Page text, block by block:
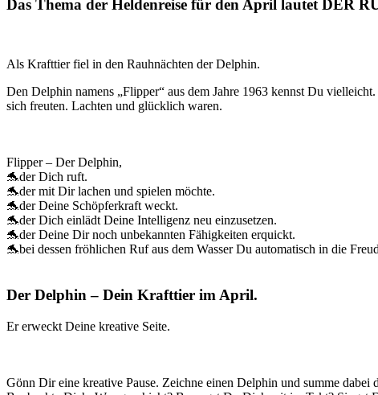
Das Thema der Heldenreise für den April lautet DER
Als Krafttier fiel in den Rauhnächten der Delphin.
Den Delphin namens „Flipper“ aus dem Jahre 1963 kennst Du
sich freuten. Lachten und glücklich waren.
Flipper – Der Delphin,
🐬der Dich ruft.
🐬der mit Dir lachen und spielen möchte.
🐬der Deine Schöpferkraft weckt.
🐬der Dich einlädt Deine Intelligenz neu einzusetzen.
🐬der Deine Dir noch unbekannten Fähigkeiten erquickt.
🐬bei dessen fröhlichen Ruf aus dem Wasser Du automatisch in die
Der Delphin – Dein Krafttier im April.
Er erweckt Deine kreative Seite.
Gönn Dir eine kreative Pause. Zeichne einen Delphin und summe dabei